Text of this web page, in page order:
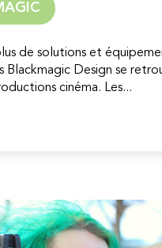
de solutions et
Blackmagic Design se
cinéma. Les...